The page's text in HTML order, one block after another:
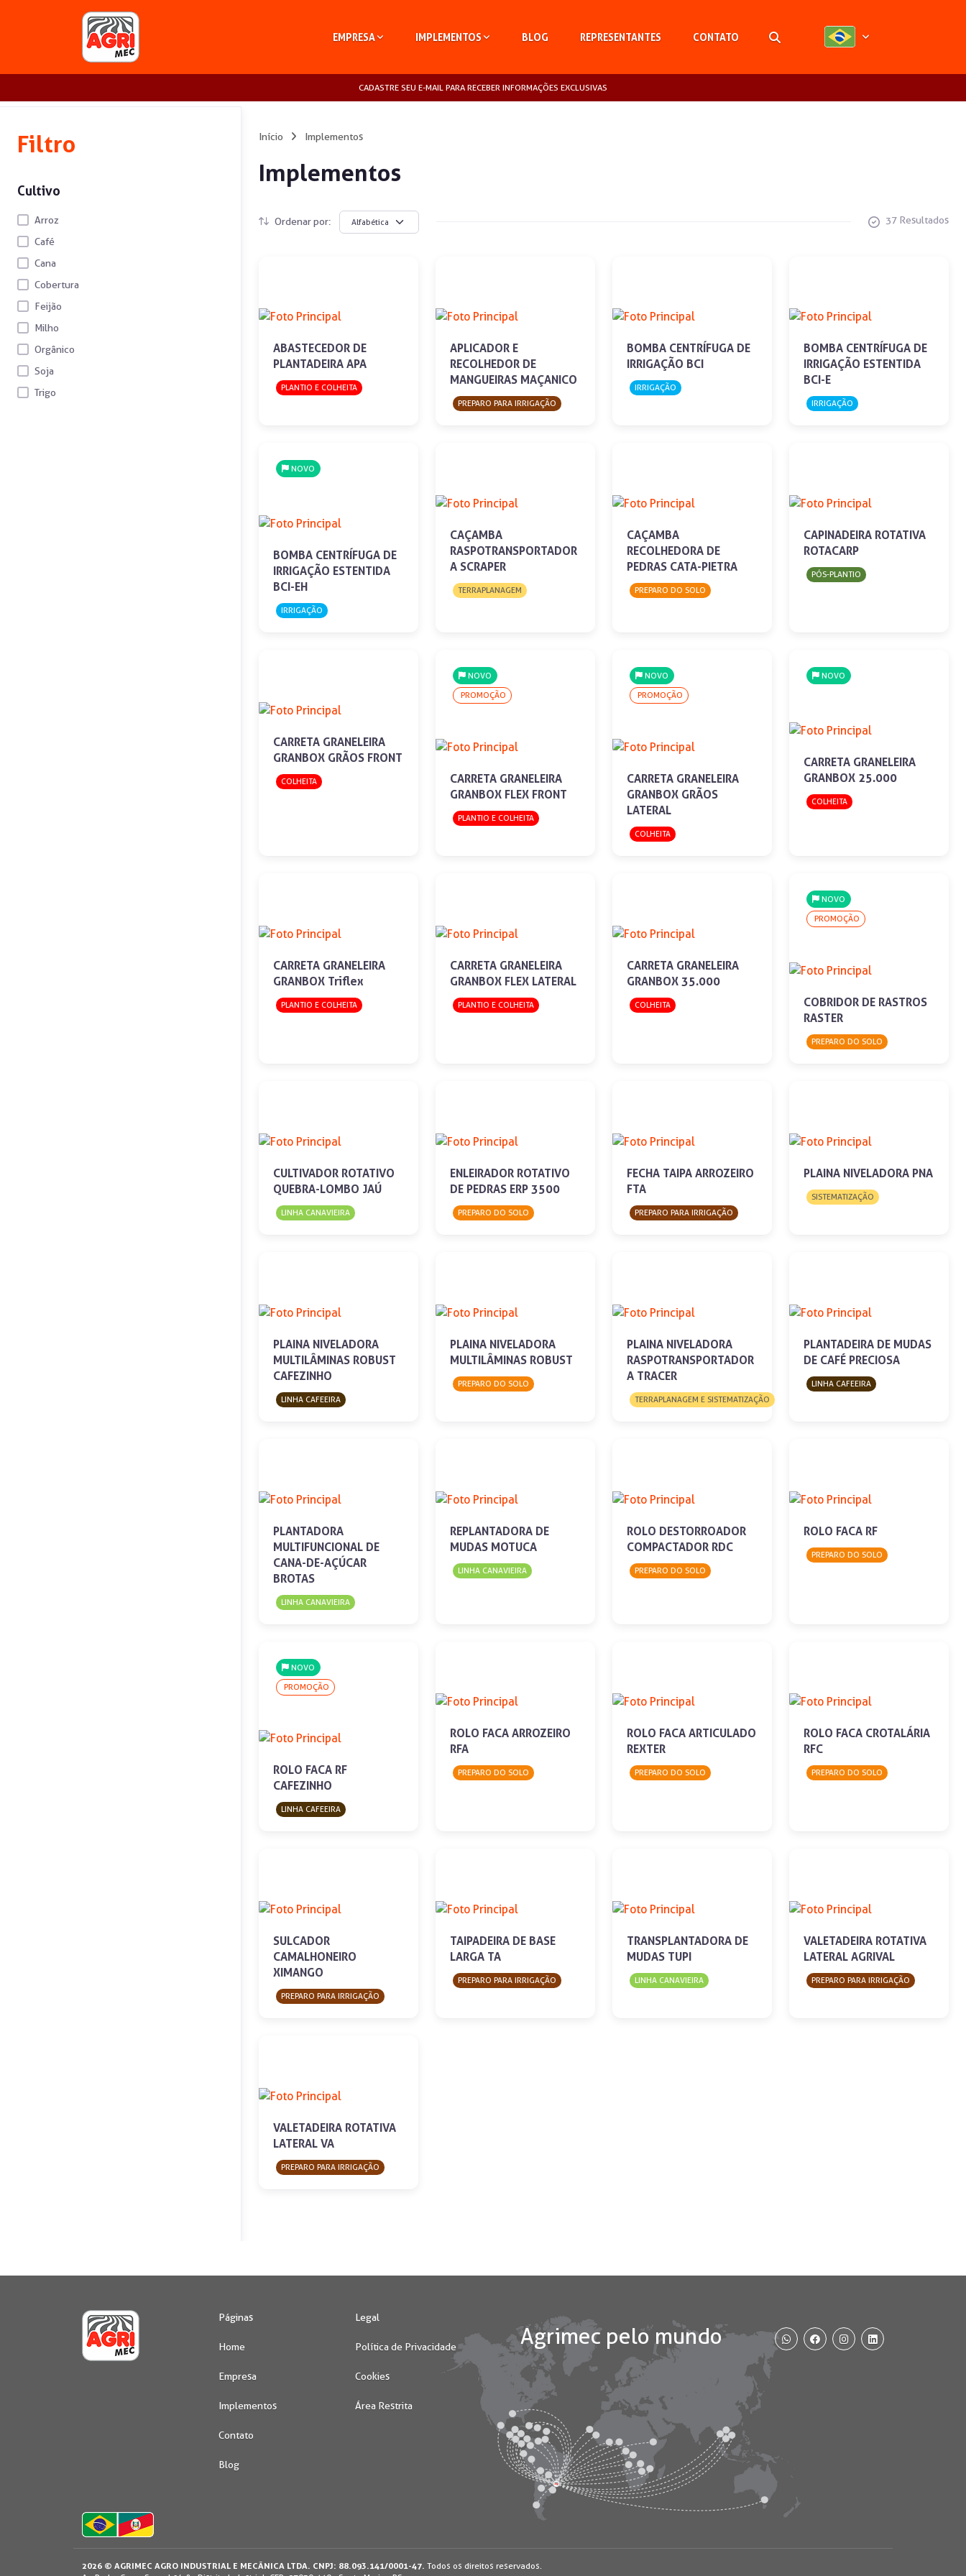
Pesquisar
EMPRESA IMPLEMENTOS BLOG REPRESENTANTES CONTATO
CADASTRE SEU E-MAIL PARA RECEBER INFORMAÇÕES EXCLUSIVAS
Filtro
Cultivo
Arroz
Café
Cana
Cobertura
Feijão
Milho
Orgânico
Soja
Trigo
Início Implementos
Implementos
Ordenar por: 37 Resultados
ABASTECEDOR DE
PLANTADEIRA APA
PLANTIO E COLHEITA
APLICADOR E
RECOLHEDOR DE
MANGUEIRAS MAÇANICO
PREPARO PARA IRRIGAÇÃO
BOMBA CENTRÍFUGA DE
IRRIGAÇÃO BCI
IRRIGAÇÃO
BOMBA CENTRÍFUGA DE
IRRIGAÇÃO ESTENTIDA
BCI-E
IRRIGAÇÃO
NOVO
BOMBA CENTRÍFUGA DE
IRRIGAÇÃO ESTENTIDA
BCI-EH
IRRIGAÇÃO
CAÇAMBA
RASPOTRANSPORTADOR
A SCRAPER
TERRAPLANAGEM
CAÇAMBA
RECOLHEDORA DE
PEDRAS CATA-PIETRA
PREPARO DO SOLO
CAPINADEIRA ROTATIVA
ROTACARP
PÓS-PLANTIO
CARRETA GRANELEIRA
GRANBOX GRÃOS FRONT
COLHEITA
NOVO
PROMOÇÃO
CARRETA GRANELEIRA
GRANBOX FLEX FRONT
PLANTIO E COLHEITA
NOVO
PROMOÇÃO
CARRETA GRANELEIRA
GRANBOX GRÃOS
LATERAL
COLHEITA
NOVO
CARRETA GRANELEIRA
GRANBOX 25.000
COLHEITA
CARRETA GRANELEIRA
GRANBOX Triflex
PLANTIO E COLHEITA
CARRETA GRANELEIRA
GRANBOX FLEX LATERAL
PLANTIO E COLHEITA
CARRETA GRANELEIRA
GRANBOX 35.000
COLHEITA
NOVO
PROMOÇÃO
COBRIDOR DE RASTROS
RASTER
PREPARO DO SOLO
CULTIVADOR ROTATIVO
QUEBRA-LOMBO JAÚ
LINHA CANAVIEIRA
ENLEIRADOR ROTATIVO
DE PEDRAS ERP 3500
PREPARO DO SOLO
FECHA TAIPA ARROZEIRO
FTA
PREPARO PARA IRRIGAÇÃO
PLAINA NIVELADORA PNA
SISTEMATIZAÇÃO
PLAINA NIVELADORA
MULTILÂMINAS ROBUST
CAFEZINHO
LINHA CAFEEIRA
PLAINA NIVELADORA
MULTILÂMINAS ROBUST
PREPARO DO SOLO
PLAINA NIVELADORA
RASPOTRANSPORTADOR
A TRACER
TERRAPLANAGEM E SISTEMATIZAÇÃO
PLANTADEIRA DE MUDAS
DE CAFÉ PRECIOSA
LINHA CAFEEIRA
PLANTADORA
MULTIFUNCIONAL DE
CANA-DE-AÇÚCAR
BROTAS
LINHA CANAVIEIRA
REPLANTADORA DE
MUDAS MOTUCA
LINHA CANAVIEIRA
ROLO DESTORROADOR
COMPACTADOR RDC
PREPARO DO SOLO
ROLO FACA RF
PREPARO DO SOLO
NOVO
PROMOÇÃO
ROLO FACA RF
CAFEZINHO
LINHA CAFEEIRA
ROLO FACA ARROZEIRO
RFA
PREPARO DO SOLO
ROLO FACA ARTICULADO
REXTER
PREPARO DO SOLO
ROLO FACA CROTALÁRIA
RFC
PREPARO DO SOLO
SULCADOR
CAMALHONEIRO
XIMANGO
PREPARO PARA IRRIGAÇÃO
TAIPADEIRA DE BASE
LARGA TA
PREPARO PARA IRRIGAÇÃO
TRANSPLANTADORA DE
MUDAS TUPI
LINHA CANAVIEIRA
VALETADEIRA ROTATIVA
LATERAL AGRIVAL
PREPARO PARA IRRIGAÇÃO
VALETADEIRA ROTATIVA
LATERAL VA
PREPARO PARA IRRIGAÇÃO
Páginas
Home
Empresa
Implementos
Contato
Blog
Legal
Política de Privacidade
Cookies
Área Restrita
WhatsAppFacebookInstagram
2026 © AGRIMEC AGRO INDUSTRIAL E MECÂNICA LTDA. CNPJ: 88.093.141/0001-47. Todos os direitos reservados.
Usamos os cookies e dados de navegação visando proporcionar uma melhor